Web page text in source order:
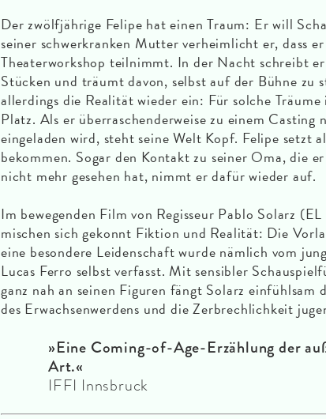
Der zwölfjährige Felipe hat einen Traum: Er will
seiner schwerkranken Mutter verheimlicht er, dass
Theaterworkshop teilnimmt. In der Nacht schreibt er
Stücken und träumt davon, selbst auf der Bühne zu
allerdings die Realität wieder ein: Für solche
Platz. Als er überraschenderweise zu einem Casting
eingeladen wird, steht seine Welt Kopf. Felipe setzt
bekommen. Sogar den Kontakt zu seiner Oma, die
nicht mehr gesehen hat, nimmt er dafür wieder auf.
Im bewegenden Film von Regisseur Pablo Solarz
mischen sich gekonnt Fiktion und Realität: Die
eine besondere Leidenschaft wurde nämlich vom
Lucas Ferro selbst verfasst. Mit sensibler
ganz nah an seinen Figuren fängt Solarz einfühlsam
des Erwachsenwerdens und die Zerbrechlichkeit
»Eine Coming-of-Age-Erzählung der
Art.«
IFFI Innsbruck